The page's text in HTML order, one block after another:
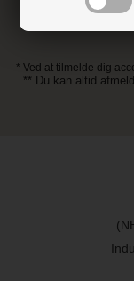
* Ved at tilmelde dig
** Du kan altid